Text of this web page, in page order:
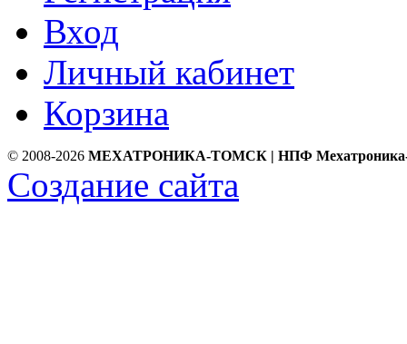
Вход
Личный кабинет
Корзина
© 2008-2026 МЕХАТРОНИКА-ТОМСК | НПФ
Создание сайта